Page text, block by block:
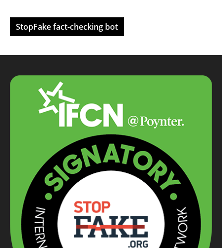
StopFake fact-checking bot